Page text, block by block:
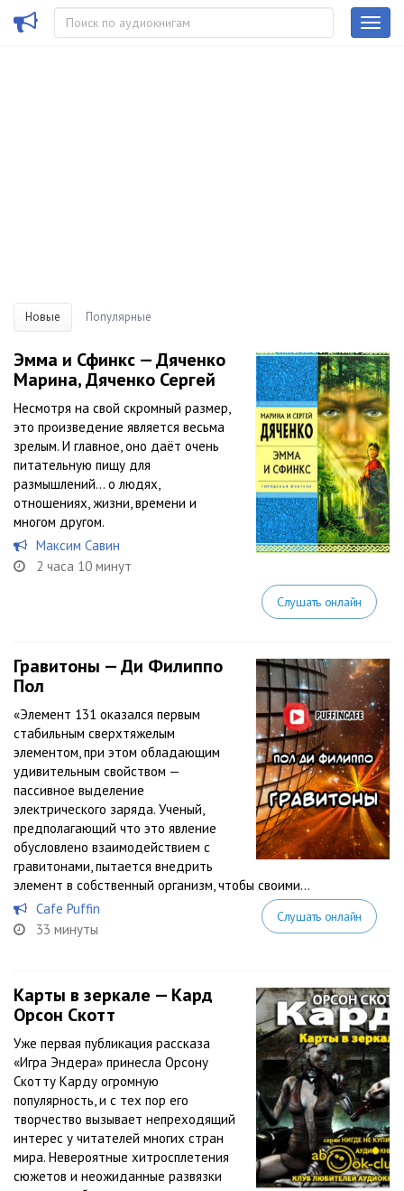
Новые Популярные
Эмма и Сфинкс — Дяченко
Марина, Дяченко Сергей
Несмотря на свой скромный размер,
это произведение является весьма
зрелым. И главное, оно даёт очень
питательную пищу для
размышлений… о людях,
отношениях, жизни, времени и
многом другом.
Максим Савин
2 часа 10 минут
Слушать онлайн
Гравитоны — Ди Филиппо
Пол
«Элемент 131 оказался первым
стабильным сверхтяжелым
элементом, при этом обладающим
удивительным свойством —
пассивное выделение
электрического заряда. Ученый,
предполагающий что это явление
обусловлено взаимодействием с
гравитонами, пытается внедрить
элемент в собственный организм, чтобы своими...
Cafe Puffin
33 минуты
Слушать онлайн
Карты в зеркале — Кард
Орсон Скотт
Уже первая публикация рассказа
«Игра Эндера» принесла Орсону
Скотту Карду огромную
популярность, и с тех пор его
творчество вызывает непреходящий
интерес у читателей многих стран
мира. Невероятные хитросплетения
сюжетов и неожиданные развязки